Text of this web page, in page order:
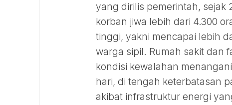
yang dirilis pemerintah, sejak
korban jiwa lebih dari 4.300
tinggi, yakni mencapai lebih
warga sipil. Rumah sakit dan
kondisi kewalahan
hari, di tengah keterbatasan
akibat infrastruktur energi